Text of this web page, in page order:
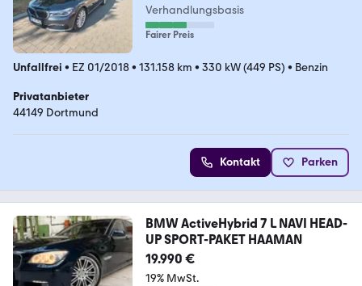
Verhandlungsbasis
Fairer Preis
Unfallfrei • EZ 01/2018• 131.158 km • 330 kW (449 PS) • Benzin
Privatanbieter
44149 Dortmund
Kontakt Parken
BMW ActiveHybrid 7 L NAVI HEAD-
UP SPORT-PAKET HAAMAN
19.990 €
19% MwSt.